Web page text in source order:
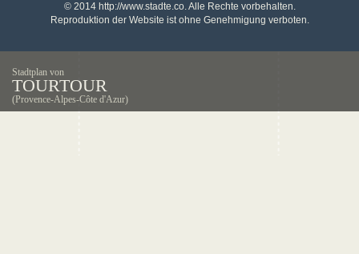
© 2014 http://www.stadte.co. Alle Rechte vorbehalten.
Reproduktion der Website ist ohne Genehmigung verboten.
Stadtplan von
TOURTOUR
(Provence-Alpes-Côte d'Azur)